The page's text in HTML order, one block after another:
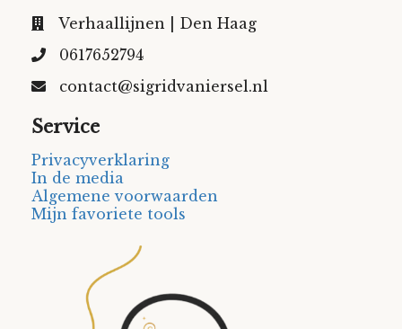
Verhaallijnen | Den Haag
0617652794
contact@sigridvaniersel.nl
Service
Privacyverklaring
In de media
Algemene voorwaarden
Mijn favoriete tools